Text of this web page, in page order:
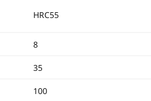
HRC55
8
35
100